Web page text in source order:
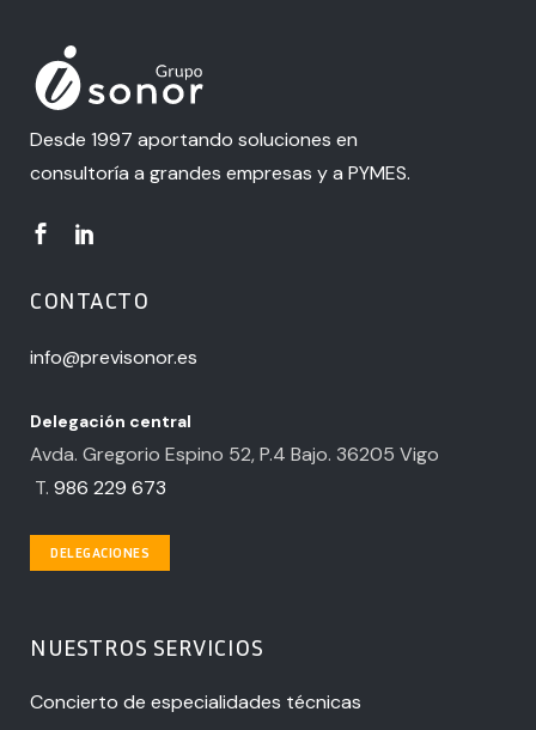
Desde 1997 aportando soluciones en
consultoría a grandes empresas y a PYMES.
CONTACTO
info@previsonor.es
Delegación central
Avda. Gregorio Espino 52, P.4 Bajo. 36205 Vigo
T. 986 229 673
DELEGACIONES
NUESTROS SERVICIOS
Concierto de especialidades técnicas